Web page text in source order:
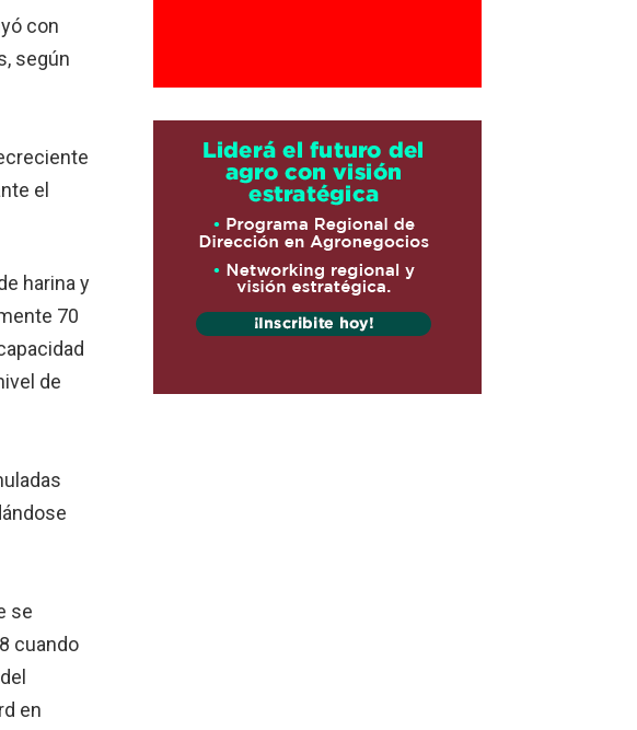
con
según
el
harina y
70
de
se
cuando
en